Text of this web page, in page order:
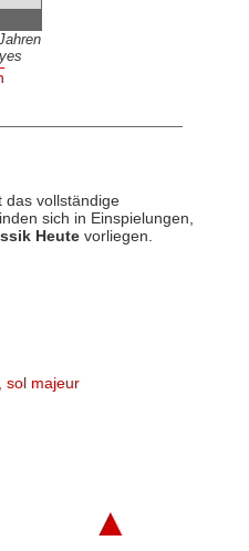
das vollständige
sich in Einspielungen,
Heutevorliegen.
sol majeur
▲